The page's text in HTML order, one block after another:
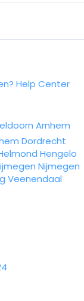
Help Center
Arnhem
Dordrecht
Hengelo
Nijmegen
Veenendaal